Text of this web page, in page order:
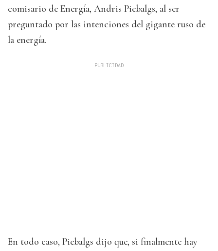
comisario de Energía, Andris Piebalgs, al ser
preguntado por las intenciones del gigante ruso de
la energía.
En todo caso, Piebalgs dijo que, si finalmente hay